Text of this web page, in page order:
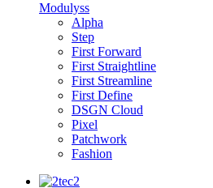
Modulyss
Alpha
Step
First Forward
First Straightline
First Streamline
First Define
DSGN Cloud
Pixel
Patchwork
Fashion